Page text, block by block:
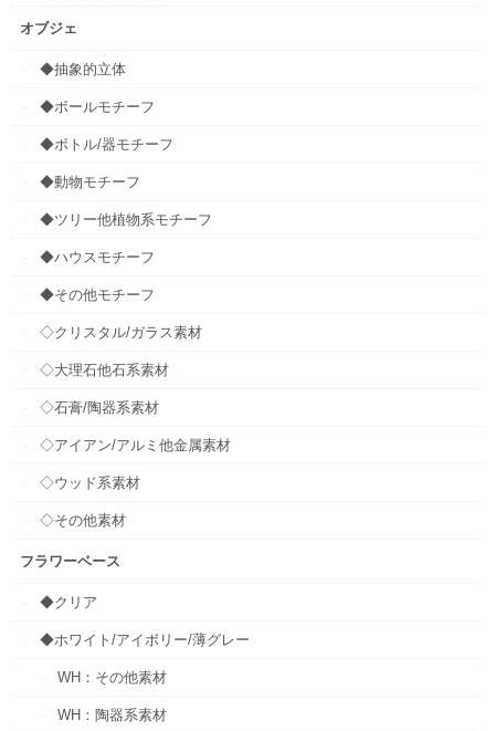
オブジェ
◆抽象的立体
◆ボールモチーフ
◆ボトル/器モチーフ
◆動物モチーフ
◆ツリー他植物系モチーフ
◆ハウスモチーフ
◆その他モチーフ
◇クリスタル/ガラス素材
◇大理石他石系素材
◇石膏/陶器系素材
◇アイアン/アルミ他金属素材
◇ウッド系素材
◇その他素材
フラワーベース
◆クリア
◆ホワイト/アイボリー/薄グレー
WH：その他素材
WH：陶器系素材